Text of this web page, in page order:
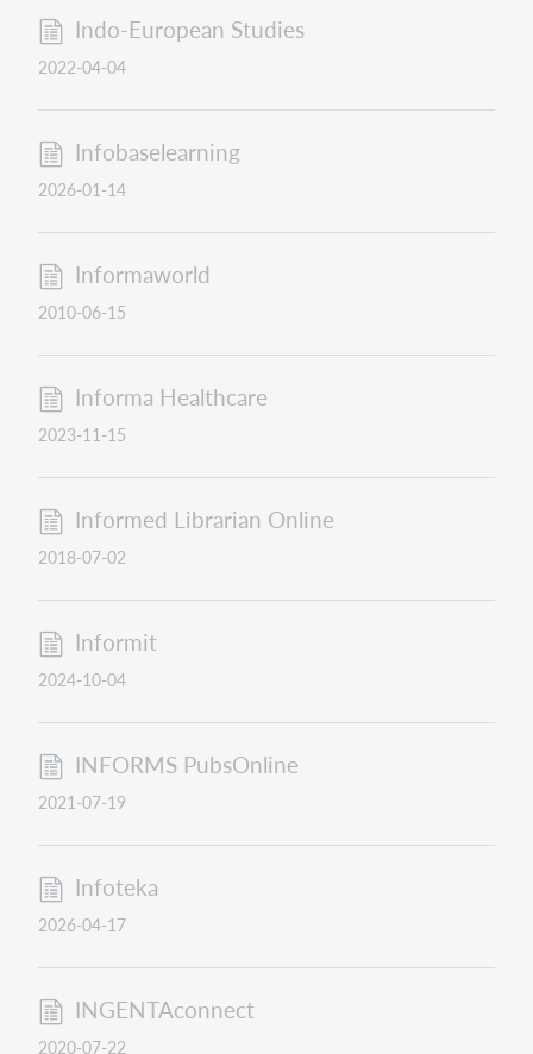
Indo-European Studies
2022-04-04
Infobaselearning
2026-01-14
Informaworld
2010-06-15
Informa Healthcare
2023-11-15
Informed Librarian Online
2018-07-02
Informit
2024-10-04
INFORMS PubsOnline
2021-07-19
Infoteka
2026-04-17
INGENTAconnect
2020-07-22